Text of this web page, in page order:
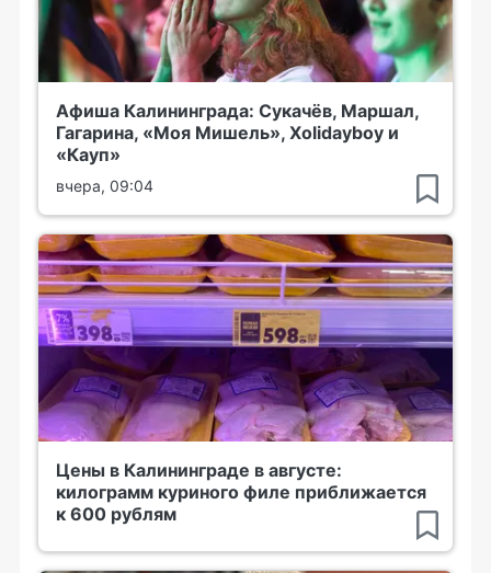
Афиша Калининграда: Сукачёв, Маршал,
Гагарина, «Моя Мишель», Xolidayboy и
«Кауп»
вчера, 09:04
Цены в Калининграде в августе:
килограмм куриного филе приближается
к 600 рублям